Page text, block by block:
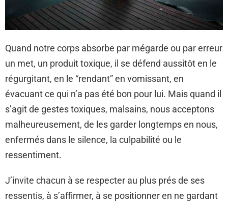
Quand notre corps absorbe par mégarde ou par erreur
un met, un produit toxique, il se défend aussitôt en le
régurgitant, en le “rendant” en vomissant, en
évacuant ce qui n’a pas été bon pour lui. Mais quand il
s’agit de gestes toxiques, malsains, nous acceptons
malheureusement, de les garder longtemps en nous,
enfermés dans le silence, la culpabilité ou le
ressentiment.
J’invite chacun à se respecter au plus prés de ses
ressentis, à s’affirmer, à se positionner en ne gardant